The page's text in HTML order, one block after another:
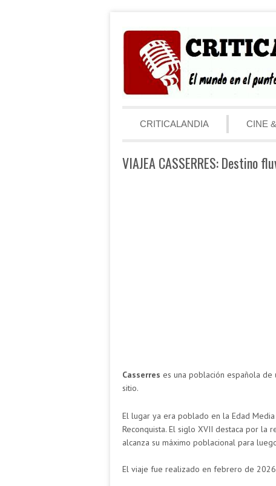
Menú
CRITICALANDIA
CINE
VIAJEA CASSERRES: Destino
Casserres es una población española de
sitio.
El lugar ya era poblado en la Edad
Reconquista. El siglo XVII destaca por
alcanza su máximo poblacional para
El viaje fue realizado en febrero de